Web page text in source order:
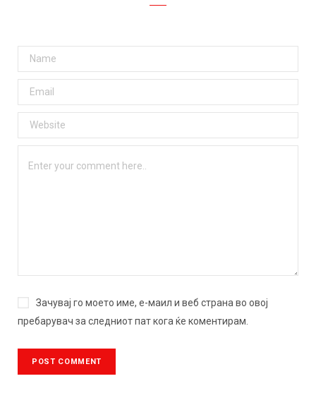
Зачувај го моето име, е-маил и веб страна во овој
пребарувач за следниот пат кога ќе коментирам.